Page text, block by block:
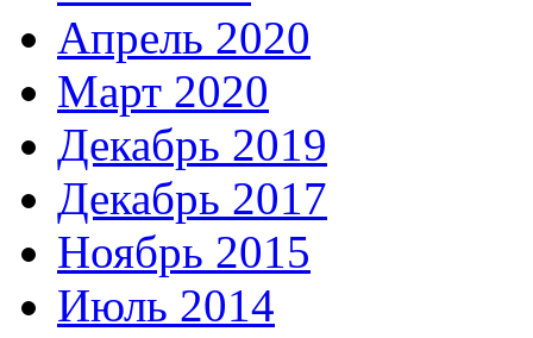
Апрель 2020
Март 2020
Декабрь 2019
Декабрь 2017
Ноябрь 2015
Июль 2014